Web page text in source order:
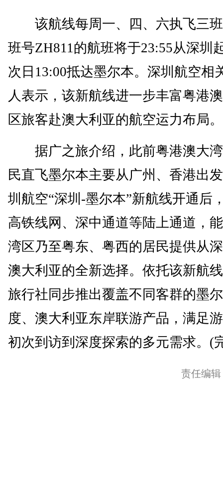
该航线每周一、四、六执飞三
班号ZH811的航班将于23:55从深圳
次日13:00抵达墨尔本。深圳航空相
人表示，该新航线进一步丰富粤港
区旅客赴澳大利亚的航空运力布局。
据广之旅介绍，此前粤港澳大
民直飞墨尔本主要从广州、香港出
圳航空“深圳-墨尔本”新航线开通后
高铁线网、深中通道等陆上通道，
湾区乃至粤东、粤西的居民提供从
澳大利亚的全新选择。依托该新航
旅行社同步推出覆盖不同客群的墨
度、澳大利亚东岸联游产品，满足
初次到访到深度探索的多元需求。(
责任编